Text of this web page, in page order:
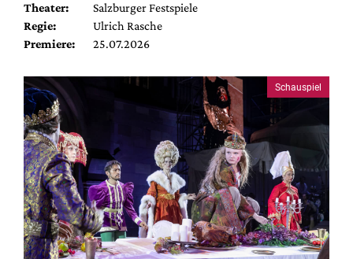
Theater:
Salzburger Festspiele
Regie:
Ulrich Rasche
Premiere:
25.07.2026
Schauspiel